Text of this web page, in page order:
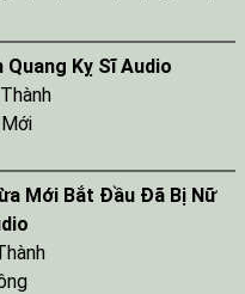
Kỵ Sĩ Audio
Mới Bắt Đầu Đã Bị Nữ